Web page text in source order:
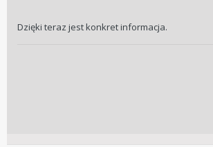
Dzięki teraz jest konkret informacja.